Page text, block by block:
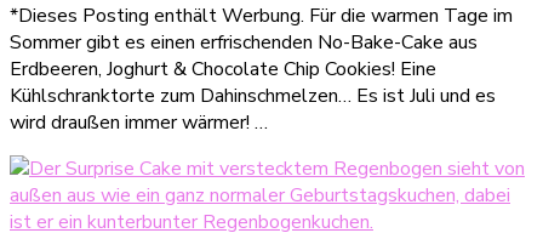
No-
Bake-
Cake:
Erdbeere
meets
Chocolate
Chip
Cookie
*Dieses Posting enthält Werbung. Für die warmen Tage im
Sommer gibt es einen erfrischenden No-Bake-Cake aus
Erdbeeren, Joghurt & Chocolate Chip Cookies! Eine
Kühlschranktorte zum Dahinschmelzen… Es ist Juli und es
wird draußen immer wärmer! …